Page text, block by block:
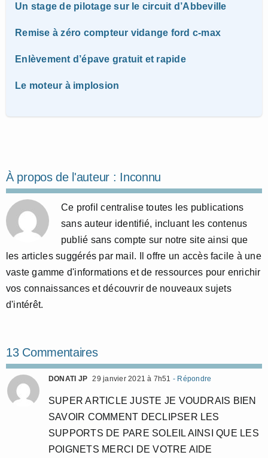
Un stage de pilotage sur le circuit d’Abbeville
Remise à zéro compteur vidange ford c-max
Enlèvement d’épave gratuit et rapide
Le moteur à implosion
À propos de l'auteur : Inconnu
Ce profil centralise toutes les publications
sans auteur identifié, incluant les contenus
publié sans compte sur notre site ainsi que
les articles suggérés par mail. Il offre un accès facile à une
vaste gamme d'informations et de ressources pour enrichir
vos connaissances et découvrir de nouveaux sujets
d'intérêt.
13 Commentaires
DONATI JP 29 janvier 2021 à 7h51 - Répondre
SUPER ARTICLE JUSTE JE VOUDRAIS BIEN
SAVOIR COMMENT DECLIPSER LES
SUPPORTS DE PARE SOLEIL AINSI QUE LES
POIGNETS MERCI DE VOTRE AIDE